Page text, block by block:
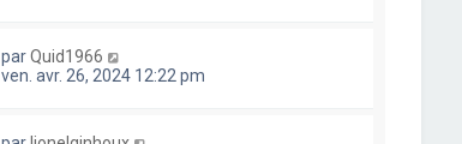
parQuid1966
ven. avr. 26, 2024 12:22 pm